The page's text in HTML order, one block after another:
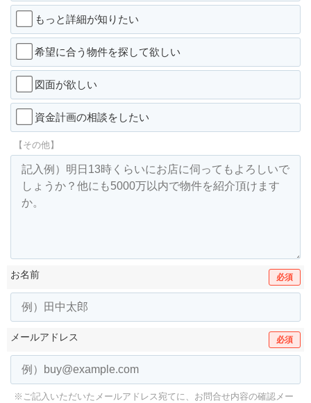
もっと詳細が知りたい
希望に合う物件を探して欲しい
図面が欲しい
資金計画の相談をしたい
【その他】
お名前 必須
メールアドレス 必須
※ご記入いただいたメールアドレス宛てに、お問合せ内容の確認メー